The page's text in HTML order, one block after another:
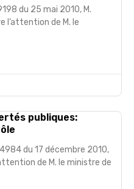
du 25 mai 2010, M.
l’attention de M. le
publiques:
du 17 décembre 2010,
de M. le ministre de